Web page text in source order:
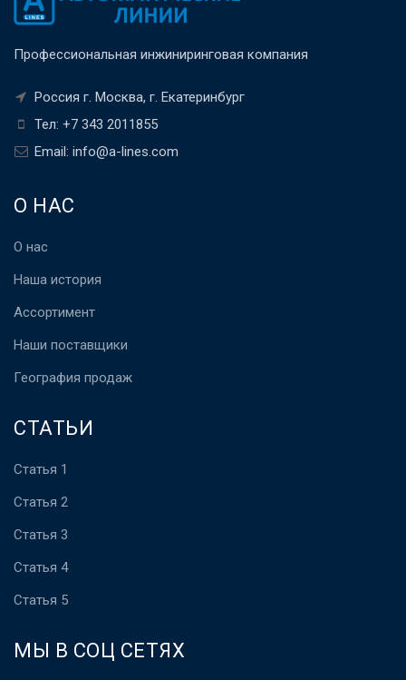
Профессиональная инжиниринговая компания
Россия г. Москва, г. Екатеринбург
Тел: +7 343 2011855
Email: info@a-lines.com
О НАС
О нас
Наша история
Ассортимент
Наши поставщики
География продаж
СТАТЬИ
Статья 1
Статья 2
Статья 3
Статья 4
Статья 5
МЫ В СОЦ СЕТЯХ